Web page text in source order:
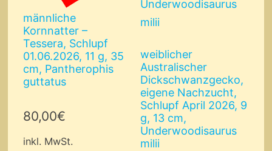
männliche
Kornnatter –
Tessera, Schlupf
01.06.2026, 11 g, 35
cm, Pantherophis
guttatus
80,00€
inkl. MwSt.
weiblicher
Australischer
Dickschwanzgecko,
eigene Nachzucht,
Schlupf April 2026, 9
g, 13 cm,
Underwoodisaurus
milii